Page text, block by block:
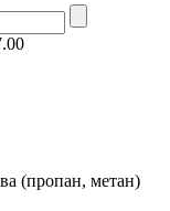
(пропан, метан)